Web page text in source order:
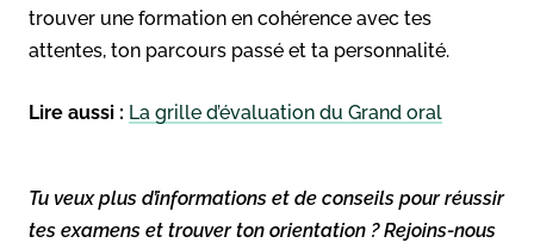
trouver une formation en cohérence avec tes
attentes, ton parcours passé et ta personnalité.
Lire aussi : La grille d’évaluation du Grand oral
Tu veux plus d’informations et de conseils pour réussir
tes examens et trouver ton orientation ? Rejoins-nous